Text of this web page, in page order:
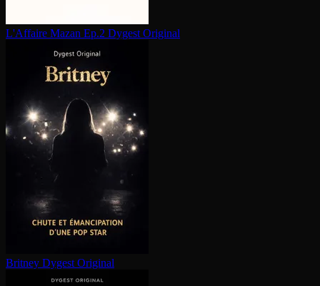
L'Affaire Mazan Ep.2 Dygest Original
Britney Dygest Original